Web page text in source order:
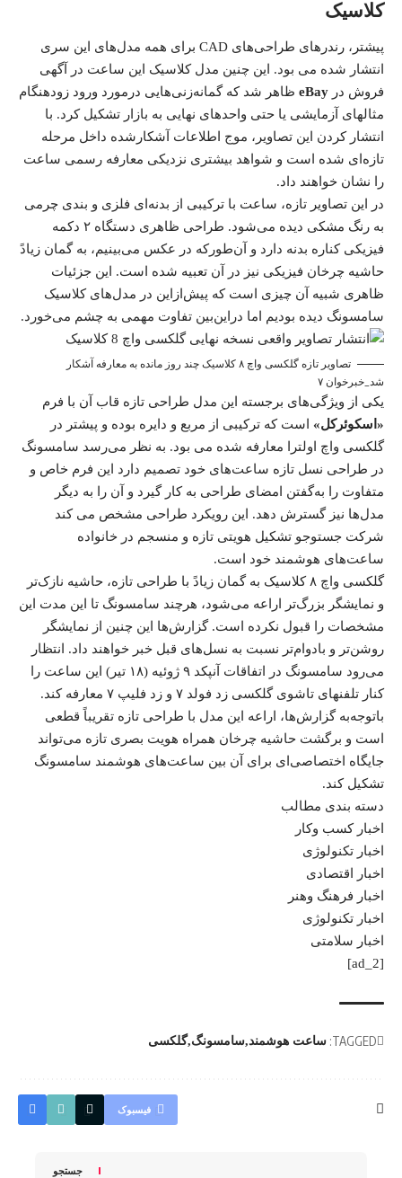
کلاسیک
پیشتر، رندرهای طراحی‌های CAD برای همه مدل‌های این سری
انتشار شده می بود. این چنین مدل کلاسیک این ساعت در آگهی
فروش در eBay ظاهر شد که گمانه‌زنی‌هایی درمورد ورود زودهنگام
مثالهای آزمایشی یا حتی واحدهای نهایی به بازار تشکیل کرد. با
انتشار کردن این تصاویر، موج اطلاعات آشکار‌شده داخل مرحله
تازه‌ای شده است و شواهد بیشتری نزدیکی معارفه رسمی ساعت
را نشان خواهند داد.
در این تصاویر تازه، ساعت با ترکیبی از بدنه‌ای فلزی و بندی چرمی
به رنگ مشکی دیده می‌شود. طراحی ظاهری دستگاه ۲ دکمه
فیزیکی کناره‌ بدنه دارد و آن‌طورکه در عکس می‌بینیم، به گمان زیادً
حاشیه‌ چرخان فیزیکی نیز در آن تعبیه شده است. این جزئیات
ظاهری شبیه آن چیزی است که پیش‌ازاین در مدل‌های کلاسیک
سامسونگ دیده بودیم اما دراین‌بین تفاوت مهمی به چشم می‌خورد.
تصاویر تازه گلکسی واچ ۸ کلاسیک چند روز مانده به معارفه آشکار
شد_خبرخوان ۷
یکی از ویژگی‌های برجسته این مدل طراحی تازه قاب آن با فرم
«اسکوئرکل» است که ترکیبی از مربع و دایره بوده و پیشتر در
گلکسی واچ اولترا معارفه شده می بود. به‌ نظر می‌رسد سامسونگ
در طراحی نسل تازه ساعت‌های خود تصمیم دارد این فرم خاص و
متفاوت را به‌گفتن امضای طراحی به‌ کار گیرد و آن را به دیگر
مدل‌ها نیز گسترش دهد. این رویکرد طراحی مشخص می کند
شرکت جستوجو تشکیل هویتی تازه و منسجم در خانواده
ساعت‌های هوشمند خود است.
گلکسی واچ ۸ کلاسیک به گمان زیادً با طراحی تازه، حاشیه‌ نازک‌تر
و نمایشگر بزرگ‌تر اراعه می‌شود، هرچند سامسونگ تا این مدت این
مشخصات را قبول نکرده است. گزارش‌ها این چنین از نمایشگر
روشن‌تر و بادوام‌تر نسبت به نسل‌های قبل خبر خواهند داد. انتظار
می‌رود سامسونگ در اتفاقات آنپکد ۹ ژوئیه (۱۸ تیر) این ساعت را
کنار تلفنهای تاشوی گلکسی زد فولد ۷ و زد فلیپ ۷ معارفه کند.
باتوجه‌به گزارش‌ها، اراعه این مدل با طراحی تازه تقریباً قطعی
است و برگشت حاشیه چرخان همراه هویت بصری تازه می‌تواند
جایگاه اختصاصی‌ای برای آن بین ساعت‌های هوشمند سامسونگ
تشکیل کند.
دسته بندی مطالب
اخبار کسب وکار
اخبار تکنولوژی
اخبار اقتصادی
اخبار فرهنگ وهنر
اخبار تکنولوژی
اخبار سلامتی
[ad_2]
TAGGED: ساعت هوشمند سامسونگ گلکسی
فیسبوک
جستجو